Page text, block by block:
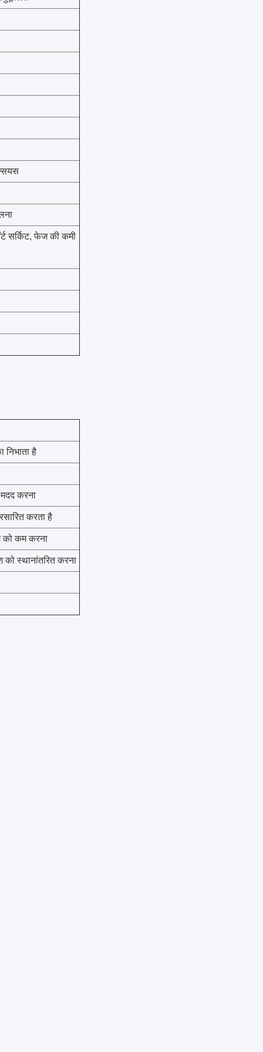
सर्किट, फेज की कमी
निभाता है
करना
करता है
को कम करना
स्थानांतरित करना